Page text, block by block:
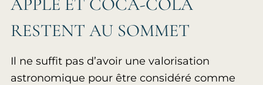
RESTENT AU SOMMET
Il ne suffit pas d’avoir une valorisation
astronomique pour être considéré comme